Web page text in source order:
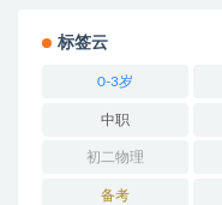
标签云
0-3岁
中职
初二物理
备考